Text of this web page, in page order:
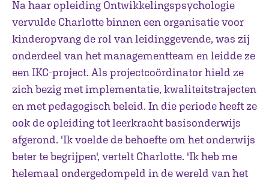
Na haar opleiding Ontwikkelingspsychologie
vervulde Charlotte binnen een organisatie voor
kinderopvang de rol van leidinggevende, was zij
onderdeel van het managementteam en leidde ze
een IKC-project. Als projectcoördinator hield ze
zich bezig met implementatie, kwaliteitstrajecten
en met pedagogisch beleid. In die periode heeft ze
ook de opleiding tot leerkracht basisonderwijs
afgerond. 'Ik voelde de behoefte om het onderwijs
beter te begrijpen', vertelt Charlotte. 'Ik heb me
helemaal ondergedompeld in de wereld van het